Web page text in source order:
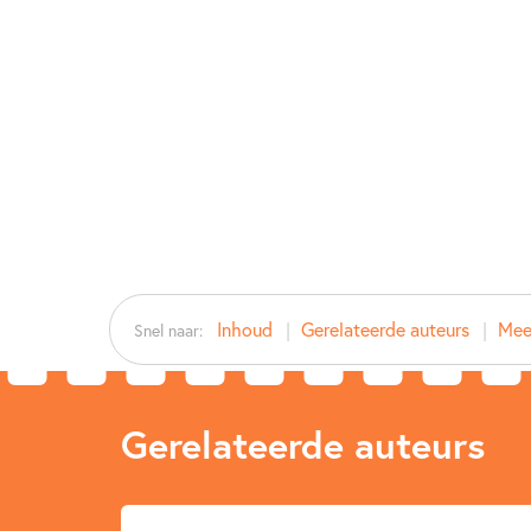
Snel naar: Inhoud Gerelateerde auteurs
Gerelateerde auteurs